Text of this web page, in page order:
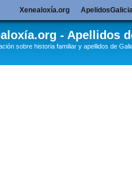
- Apellidos
sobre historia familiar y apellidos de
Xenealoxía.org